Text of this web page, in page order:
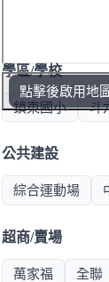
點擊後啟用地
學區/學校
鎮東國小 斗
公共建設
綜合運動場
超商/賣場
萬家福 全聯